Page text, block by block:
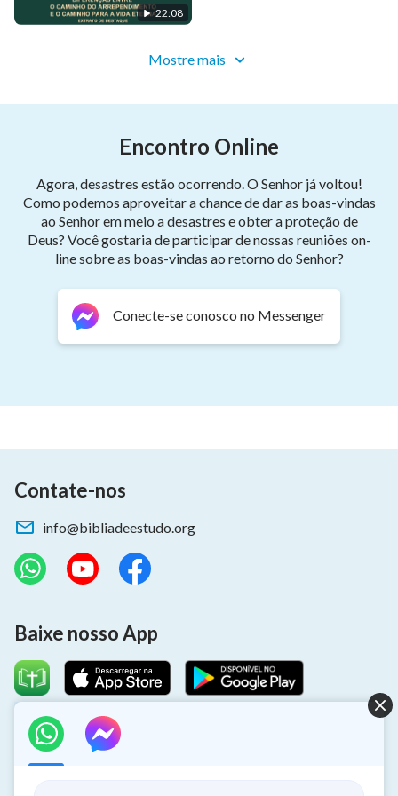
aprende como escapar de seu caráter corrupto,
22:08
Mostre mais
Encontro Online
Agora, desastres estão ocorrendo. O Senhor já voltou!
Como podemos aproveitar a chance de dar as boas-vindas
ao Senhor em meio a desastres e obter a proteção de
Deus? Você gostaria de participar de nossas reuniões on-
line sobre as boas-vindas ao retorno do Senhor?
Conecte-se conosco no Messenger
Contate-nos
info@bibliadeestudo.org
Baixe nosso App
Sobre o retorno do Senhor